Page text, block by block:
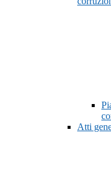
Atti